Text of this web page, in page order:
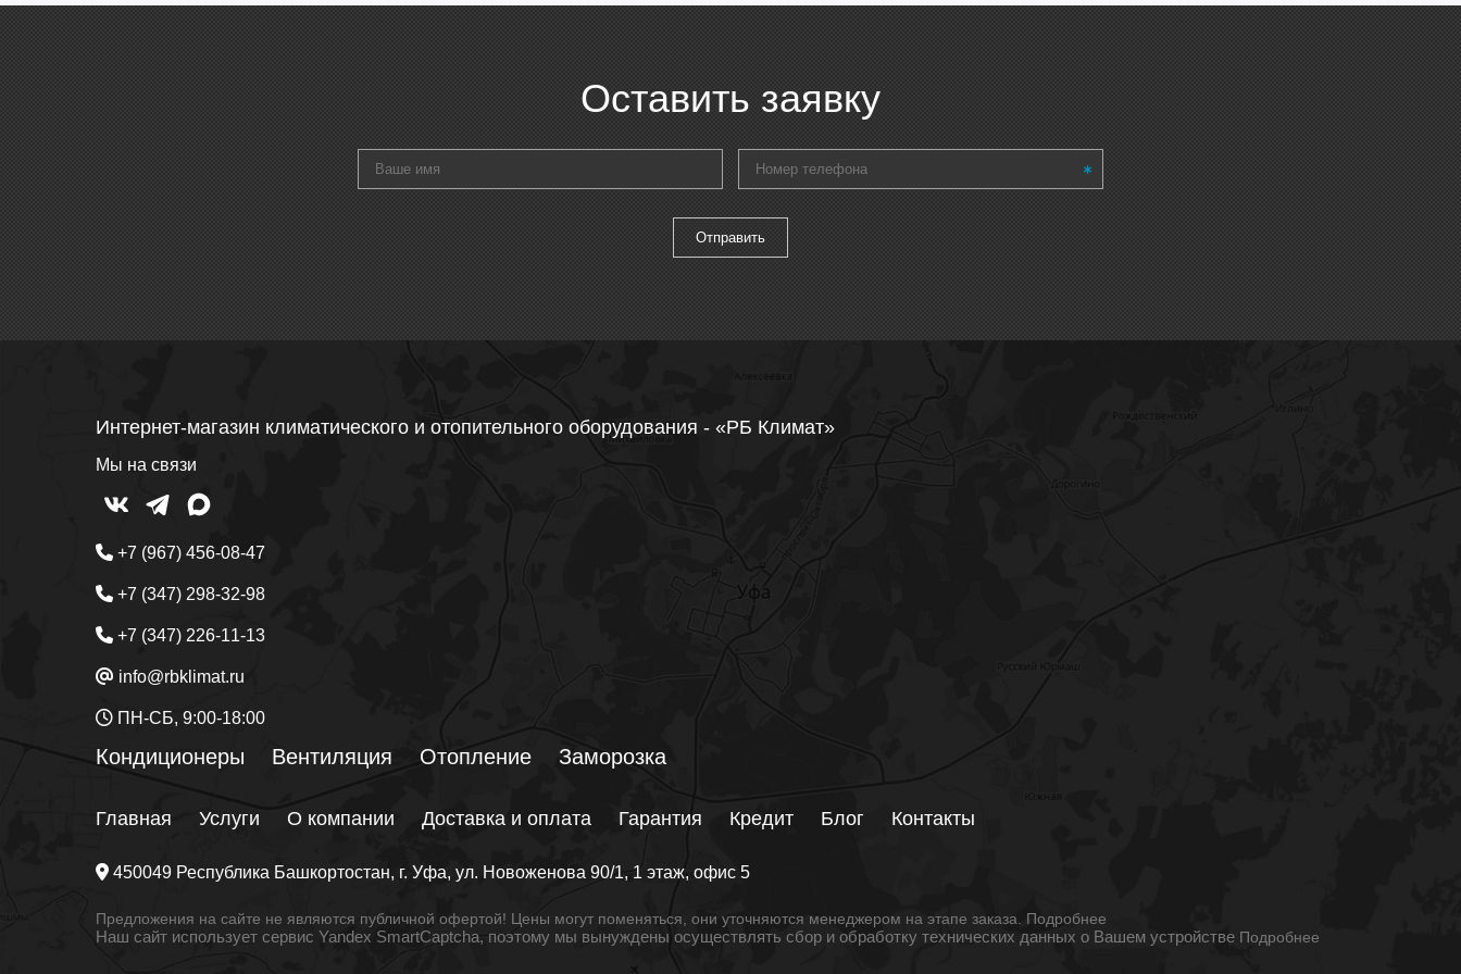
Оставить заявку
Интернет-магазин климатического и отопительного оборудования - «РБ Климат»
Мы на связи
+7 (967) 456-08-47
+7 (347) 298-32-98
+7 (347) 226-11-13
info@rbklimat.ru
ПН-СБ, 9:00-18:00
Кондиционеры Вентиляция Отопление Заморозка
Главная Услуги О компании Доставка и оплата Гарантия Кредит Блог Контакты
450049 Республика Башкортостан, г. Уфа, ул. Новоженова 90/1, 1 этаж, офис 5
Предложения на сайте не являются публичной офертой! Цены могут поменяться, они уточняются менеджером на этапе заказа. Подробнее
Наш сайт использует сервис Yandex SmartCaptcha, поэтому мы вынуждены осуществлять сбор и обработку технических данных о Вашем устройстве Подробнее